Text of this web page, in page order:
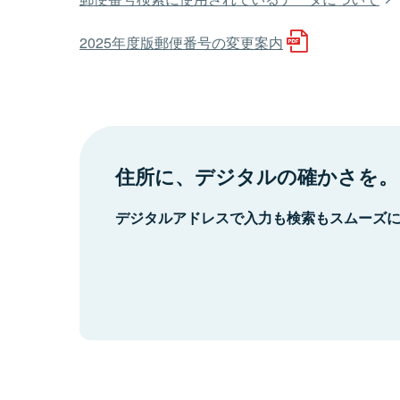
2025年度版郵便番号の変更案内
住所に、デジタルの確かさを。
デジタルアドレスで入力も検索もスムーズ